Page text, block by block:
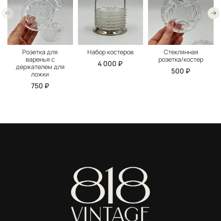
Розетка для
варенья с
держателем для
ложки
750 ₽
Набор костеров
4 000 ₽
Стеклянная
розетка/костер
500 ₽